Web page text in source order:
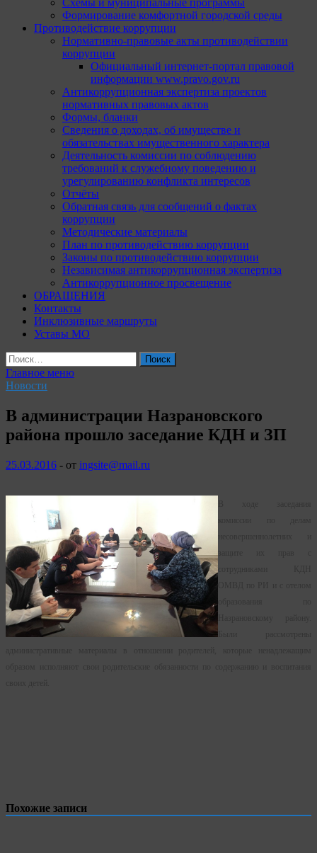
Схемы и муниципальные программы
Формирование комфортной городской среды
Противодействие коррупции
Нормативно-правовые акты противодействии
коррупции
Официальный интернет-портал правовой
информации www.pravo.gov.ru
Антикоррупционная экспертиза проектов
нормативных правовых актов
Формы, бланки
Сведения о доходах, об имуществе и
обязательствах имущественного характера
Деятельность комиссии по соблюдению
требований к служебному поведению и
урегулированию конфликта интересов
Отчёты
Обратная связь для сообщений о фактах
коррупции
Методические материалы
План по противодействию коррупции
Законы по противодействию коррупции
Независимая антикоррупционная экспертиза
Антикоррупционное просвещение
ОБРАЩЕНИЯ
Контакты
Инклюзивные маршруты
Уставы МО
Найти:
Главное меню
Новости
В администрации Назрановского
района прошло заседание КДН и ЗП
25.03.2016 - от ingsite@mail.ru
Похожие записи